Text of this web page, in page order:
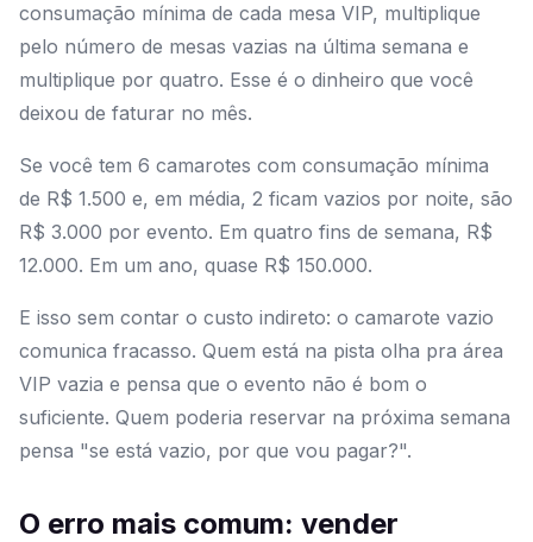
consumação mínima de cada mesa VIP, multiplique
pelo número de mesas vazias na última semana e
multiplique por quatro. Esse é o dinheiro que você
deixou de faturar no mês.
Se você tem 6 camarotes com consumação mínima
de R$ 1.500 e, em média, 2 ficam vazios por noite, são
R$ 3.000 por evento. Em quatro fins de semana, R$
12.000. Em um ano, quase R$ 150.000.
E isso sem contar o custo indireto: o camarote vazio
comunica fracasso. Quem está na pista olha pra área
VIP vazia e pensa que o evento não é bom o
suficiente. Quem poderia reservar na próxima semana
pensa "se está vazio, por que vou pagar?".
O erro mais comum: vender